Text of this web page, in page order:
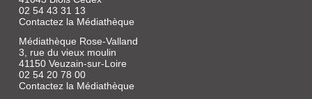
2025
(Littérature
Cible
des
opposants
au
régime
02 54 43 31 13
Contactez la Médiathèque
Médiathèque Rose-Valland
3, rue du vieux moulin
41150 Veuzain-sur-Loire
02 54 20 78 00
Contactez la Médiathèque